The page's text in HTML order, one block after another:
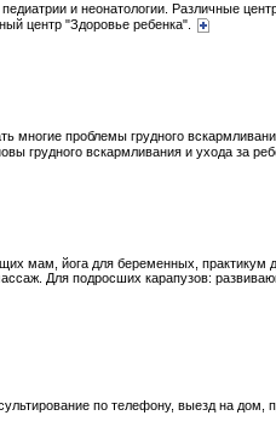
и неонатологии. Различные
центр "Здоровье ребенка".
проблемы грудного
грудного вскармливания и ухода за
мам, йога для беременных, практикум
Для подросших карапузов:
по телефону, выезд на дом,